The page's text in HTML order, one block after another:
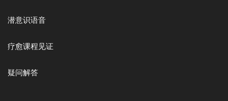
潜意识语音
疗愈课程见证
疑问解答